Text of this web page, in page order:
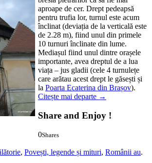
aproape de cer. Drept pedeapsă
pentru trufia lor, turnul este acum
înclinat (deviația de la verticală este
de 2.28 m), fiind unul din primele
10 turnuri înclinate din lume.
Mediașul fiind unul dintre orașele
importante, avea dreptul de a lua
viața – jus gladii (cele 4 turnulețe
care arătau acest drept le găsești și
la Poarta Ecaterina din Brașov).
Citește mai departe →
Share and Enjoy !
0Shares
, Povești, legende și mituri, Românii au.